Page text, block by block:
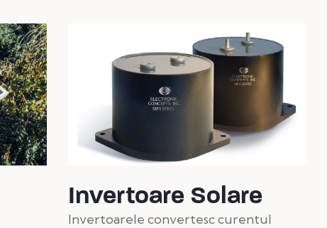
Invertoare Solare
Invertoarele convertesc curentul